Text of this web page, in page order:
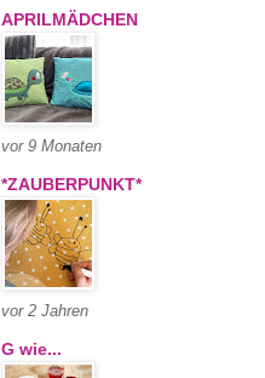
APRILMÄDCHEN
vor 9 Monaten
*ZAUBERPUNKT*
vor 2 Jahren
G wie...